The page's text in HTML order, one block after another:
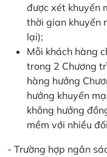
được xét khuyến
thời gian khuyến
lại);
Mỗi khách hàng
trong 2 Chương
hàng hưởng
hưởng khuyến
không hưởng
mềm với nhiều
- Trường hợp ngân